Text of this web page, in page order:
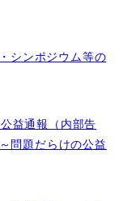
シンポジウム等の
益通報（内部告
問題だらけの公益